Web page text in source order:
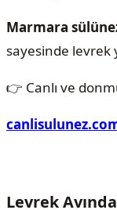
Marmara
sayesinde levrek
👉 Canlı ve
Levrek